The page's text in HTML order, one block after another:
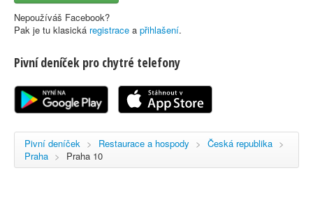
Nápověda
Registrace
Nepoužíváš Facebook?
Pak je tu klasická registrace a přihlašení.
Pivní deníček pro chytré telefony
Pivní deníček > Restaurace a hospody > Česká republika >
Praha > Praha 10